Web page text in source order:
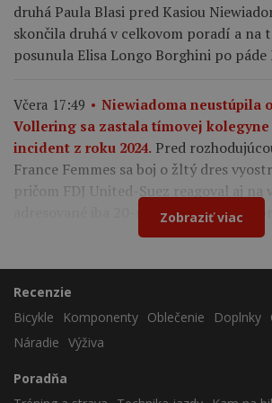
druhá Paula Blasi pred Kasiou
skončila druhá v celkovom poradí a na
posunula Elisa Longo Borghini po páde
Včera 17:49
Niewiadoma neustúpila
Vollering sa zastala tímovej kolegyne
incident z roku 2024. Pred
France Femmes sa boj o žltý dres
pričom FDJ United-Suez reagoval aj na
adresované iba 20-ročnej francúzskej
Zobraziť viac
Recenzie
Bicykle
Komponenty Oblečenie Doplnky
Náradie Výživa
Poradňa